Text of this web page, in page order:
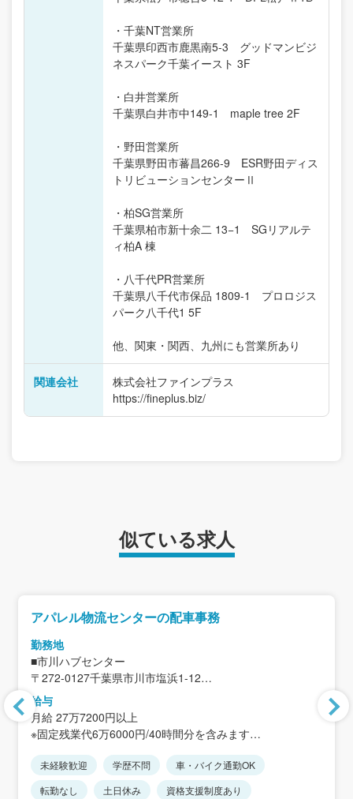
・千葉NT営業所
千葉県印西市鹿黒南5-3 グッドマンビジ
ネスパーク千葉イースト 3F
・白井営業所
千葉県白井市中149-1 maple tree 2F
・野田営業所
千葉県野田市蕃昌266-9 ESR野田ディス
トリビューションセンターⅡ
・柏SG営業所
千葉県柏市新十余二 13−1 SGリアルテ
ィ柏A 棟
・八千代PR営業所
千葉県八千代市保品 1809-1 プロロジス
パーク八千代1 5F
他、関東・関西、九州にも営業所あり
関連会社
株式会社ファインプラス
https://fineplus.biz/
似ている求人
アパレル物流センターの配車事務
勤務地
■市川ハブセンター
〒272-0127千葉県市川市塩浜1-12
MFLP市川塩浜2
＜アクセス＞
JR京葉線「市川塩浜駅」から徒歩約23分
車・バイク・自転車通勤OK
無料駐車場・駐輪場あり
転勤なし
給与
月給 27万7200円以上
※固定残業代6万6000円/40時間分を含みます
※経験・能力を考慮します。
未経験歓迎 学歴不問
車・バイク通勤OK
転勤なし
土日休み
資格支援制度あり